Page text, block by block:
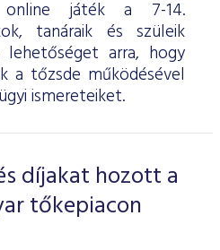
játék a 7-14.
tanáraik és szüleik
arra, hogy
a tőzsde működésével
ismereteiket.
díjakat hozott a
tőkepiacon